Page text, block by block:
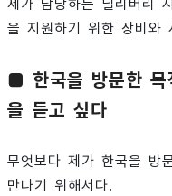
제가 담당하는 딜리버리
을 지원하기 위한 장비와
■ 한국을 방문한 목
을 듣고 싶다
무엇보다 제가 한국을 방
만나기 위해서다.